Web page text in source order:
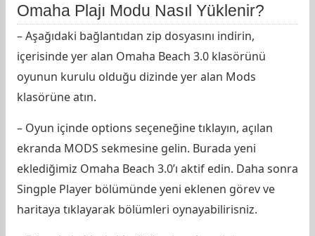
Omaha Plajı Modu Nasıl Yüklenir?
– Aşağıdaki bağlantıdan zip dosyasını indirin,
içerisinde yer alan Omaha Beach 3.0 klasörünü
oyunun kurulu olduğu dizinde yer alan Mods
klasörüne atın.
– Oyun içinde options seçeneğine tıklayın, açılan
ekranda MODS sekmesine gelin. Burada yeni
eklediğimiz Omaha Beach 3.0’ı aktif edin. Daha sonra
Singple Player bölümünde yeni eklenen görev ve
haritaya tıklayarak bölümleri oynayabilirisniz.